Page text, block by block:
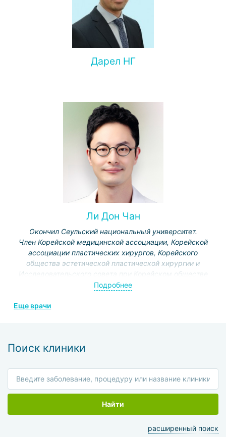
Доктор Супасид практикует с 2012 года. За время
своей карьеры он заслужил репутацию врача,
добивающегося выдающихся результатов, и его
высоко ценят за внимание к деталям.
Дарел НГ
Ли Дон Чан
Окончил Сеульский национальный университет.
Член Корейской медицинской ассоциации, Корейской
ассоциации пластических хирургов, Корейского
общества эстетической пластической хирургии и
Исследовательского совета при Корейском обществе
челюстной пластики.
Подробнее
Еще врачи
Поиск клиники
Найти
расширенный поиск